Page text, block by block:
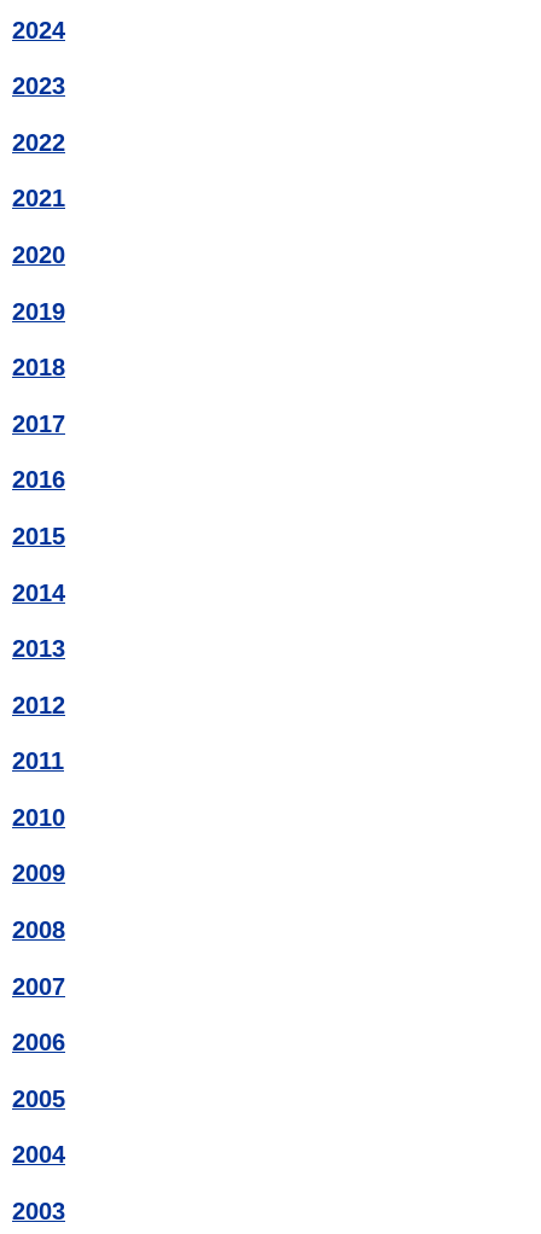
2024
2023
2022
2021
2020
2019
2018
2017
2016
2015
2014
2013
2012
2011
2010
2009
2008
2007
2006
2005
2004
2003